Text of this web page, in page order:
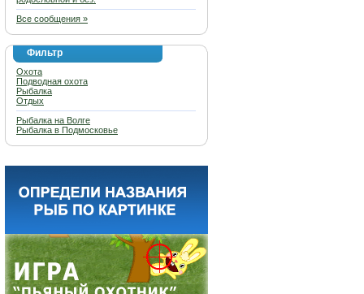
Все сообщения »
Фильтр
Охота
Подводная охота
Рыбалка
Отдых
Рыбалка на Волге
Рыбалка в Подмосковье